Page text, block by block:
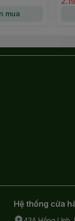
mua
Hệ thống cửa